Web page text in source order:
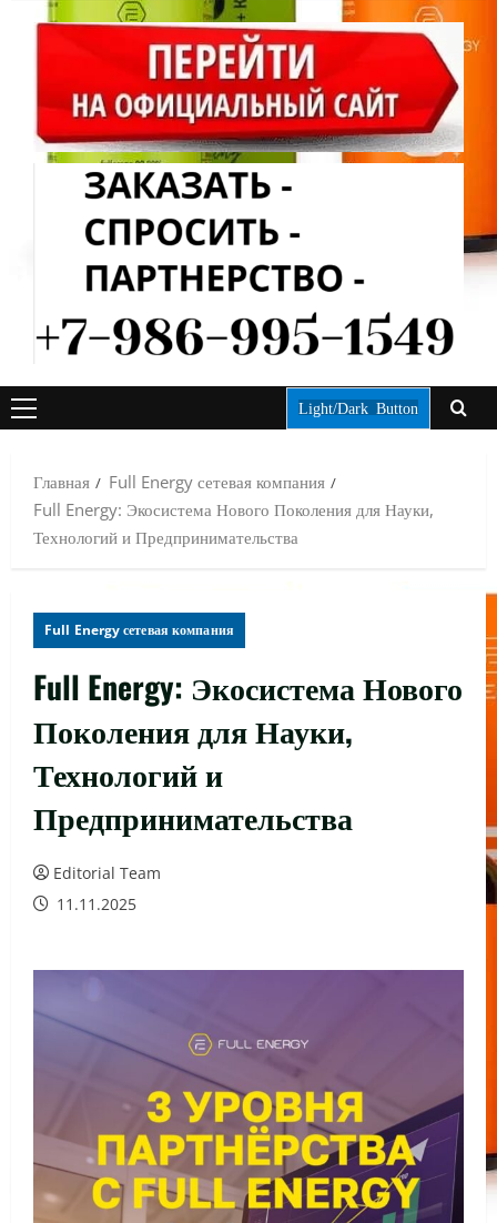
ОСНОВНОЕ
Light/Dark Button
Главная
Full Energy сетевая компания
Full Energy: Экосистема Нового Поколения для Науки,
Технологий и Предпринимательства
Full Energy сетевая компания
Full Energy: Экосистема Нового
Поколения для Науки,
Технологий и
Предпринимательства
Editorial Team
11.11.2025